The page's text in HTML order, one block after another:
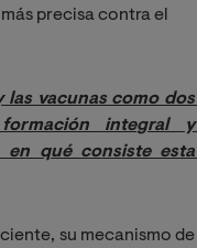
precisa contra el
las vacunas como dos
integral y
en qué consiste esta
su mecanismo de